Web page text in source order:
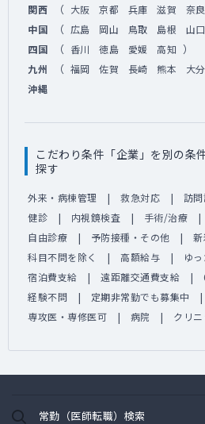
関西 （ 大阪 京都 兵庫 滋賀 奈良
中国 （ 広島 岡山 鳥取 島根 山口
四国 （ 香川 徳島 愛媛 高知 ）
九州 （ 福岡 佐賀 長崎 熊本 大分
沖縄
こだわり条件「企業」を別の条
探す
外来・病棟管理 救急対応 訪
健診
内視鏡検査 手術/治療
自由診療
予防接種・その他
新
科目不問を除く
高額給与
ゆ
宿泊費支給
遠距離交通費支給
経験不問
定期非常勤でも募集中
専攻医・専修医可
病院 クリニ
常勤（医師転職）検索